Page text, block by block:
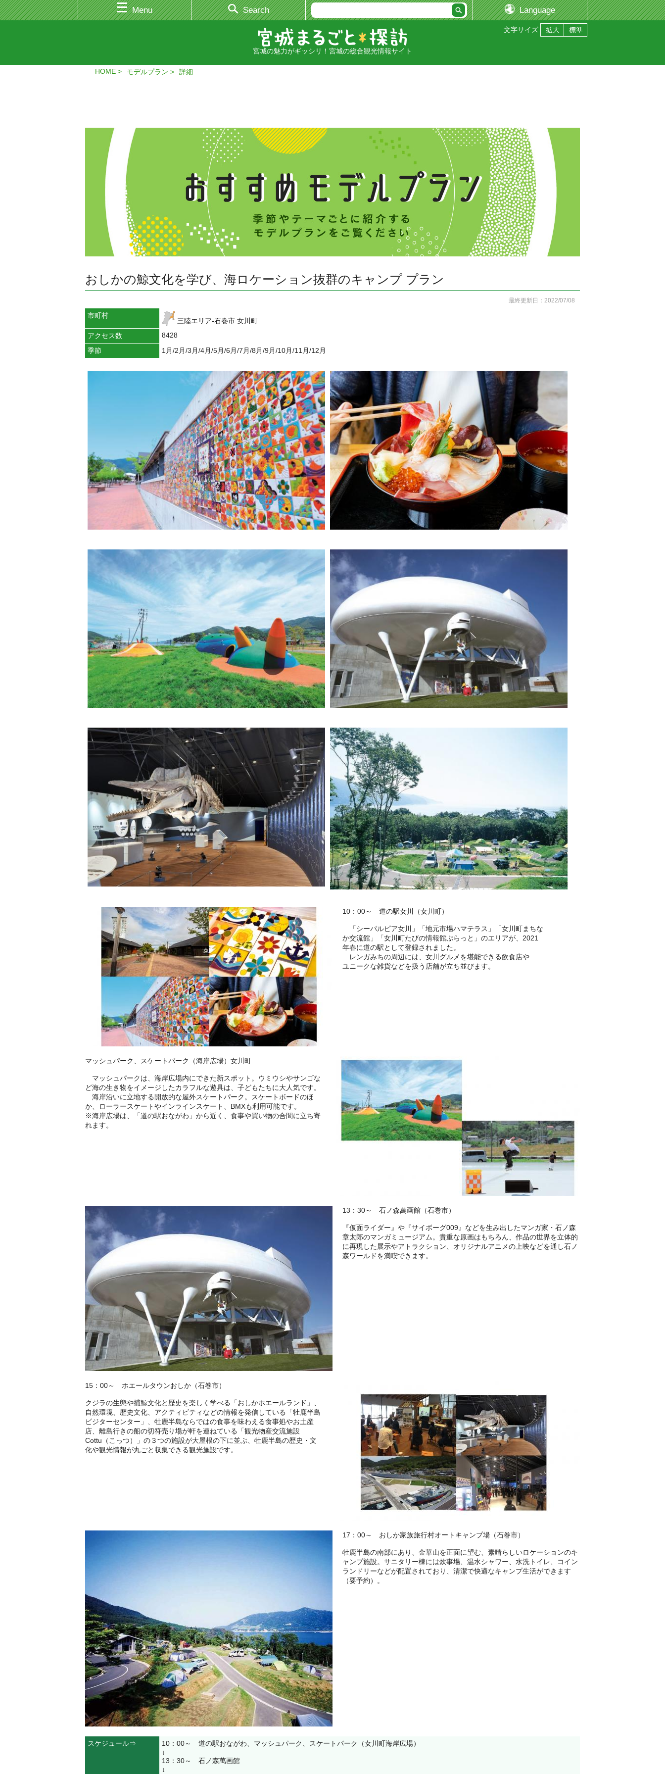
Menu Search Language
文字サイズ
宮城の魅力がギッシリ！宮城の総合観光情報サイト
HOME モデルプラン 詳細
おしかの鯨文化を学び、海ロケーション抜群のキャンプ プラン
最終更新日：2022/07/08
市町村
三陸エリア-石巻市 女川町
アクセス数
8428
季節
1月/2月/3月/4月/5月/6月/7月/8月/9月/10月/11月/12月
10：00～ 道の駅女川（女川町）
「シーパルピア女川」「地元市場ハマテラス」「女川町まちな
か交流館」「女川町たびの情報館ぷらっと」のエリアが、2021
年春に道の駅として登録されました。
レンガみちの周辺には、女川グルメを堪能できる飲食店や
ユニークな雑貨などを扱う店舗が立ち並びます。
マッシュパーク、スケートパーク（海岸広場）女川町
マッシュパークは、海岸広場内にできた新スポット。ウミウシやサンゴな
ど海の生き物をイメージしたカラフルな遊具は、子どもたちに大人気です。
海岸沿いに立地する開放的な屋外スケートパーク。スケートボードのほ
か、ローラースケートやインラインスケート、BMXも利用可能です。
※海岸広場は、「道の駅おながわ」から近く、食事や買い物の合間に立ち寄
れます。
13：30～ 石ノ森萬画館（石巻市）
『仮面ライダー』や『サイボーグ009』などを生み出したマンガ家・石ノ森
章太郎のマンガミュージアム。貴重な原画はもちろん、作品の世界を立体的
に再現した展示やアトラクション、オリジナルアニメの上映などを通し石ノ
森ワールドを満喫できます。
15：00～ ホエールタウンおしか（石巻市）
クジラの生態や捕鯨文化と歴史を楽しく学べる「おしかホエールランド」、
自然環境、歴史文化、アクティビティなどの情報を発信している「牡鹿半島
ビジターセンター」、牡鹿半島ならではの食事を味わえる食事処やお土産
店、離島行きの船の切符売り場が軒を連ねている「観光物産交流施設
Cottu（こっつ）」の３つの施設が大屋根の下に並ぶ、牡鹿半島の歴史・文
化や観光情報が丸ごと収集できる観光施設です。
17：00～ おしか家族旅行村オートキャンプ場（石巻市）
牡鹿半島の南部にあり、金華山を正面に望む、素晴らしいロケーションのキ
ャンプ施設。サニタリー棟には炊事場、温水シャワー、水洗トイレ、コイン
ランドリーなどが配置されており、清潔で快適なキャンプ生活ができます
（要予約）。
スケジュール⇒
10：00～ 道の駅おながわ、マッシュパーク、スケートパーク（女川町海岸広場）
↓
13：30～ 石ノ森萬画館
↓